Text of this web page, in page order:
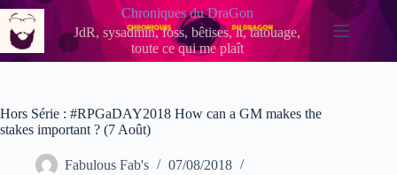
Passer
au
contenu
Chroniques du DraGon
JdR, sysadmin, foss, bêtises, it, tatouage,
toute ce qui me plaît
Hors Série : #RPGaDAY2018 How can a GM makes the
stakes important ? (7 Août)
Fabulous Fab's
07/08/2018